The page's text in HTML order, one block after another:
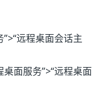
”>“远程桌面会话主
桌面服务”>“远程桌面